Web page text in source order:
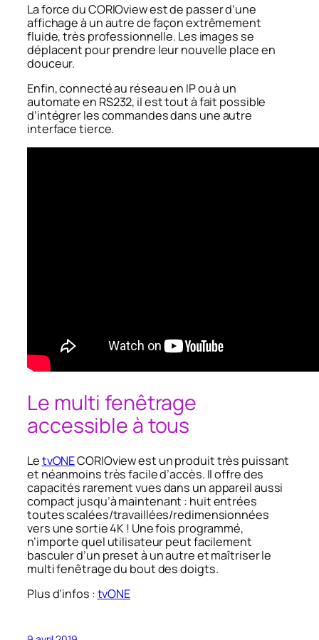
La force du CORIOview est de passer d’une
affichage à un autre de façon extrêmement
fluide, très professionnelle. Les images se
déplacent pour prendre leur nouvelle place en
douceur.
Enfin, connecté au réseau en IP ou à un
automate en RS232, il est tout à fait possible
d’intégrer les commandes dans une autre
interface tierce.
Le multi fenêtrage
accessible à tous
LetvONECORIOview est un produit très puissant
et néanmoins très facile d’accès. Il offre des
capacités rarement vues dans un appareil aussi
compact jusqu’à maintenant : huit entrées
toutes scalées/travaillées/redimensionnées
vers une sortie 4K ! Une fois programmé,
n’importe quel utilisateur peut facilement
basculer d’un preset à un autre et maîtriser le
multi fenêtrage du bout des doigts.
Plus d’infos :tvONE